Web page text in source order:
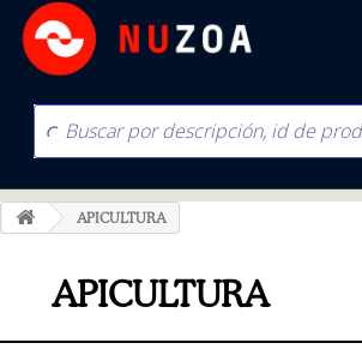
APICULTURA
APICULTURA